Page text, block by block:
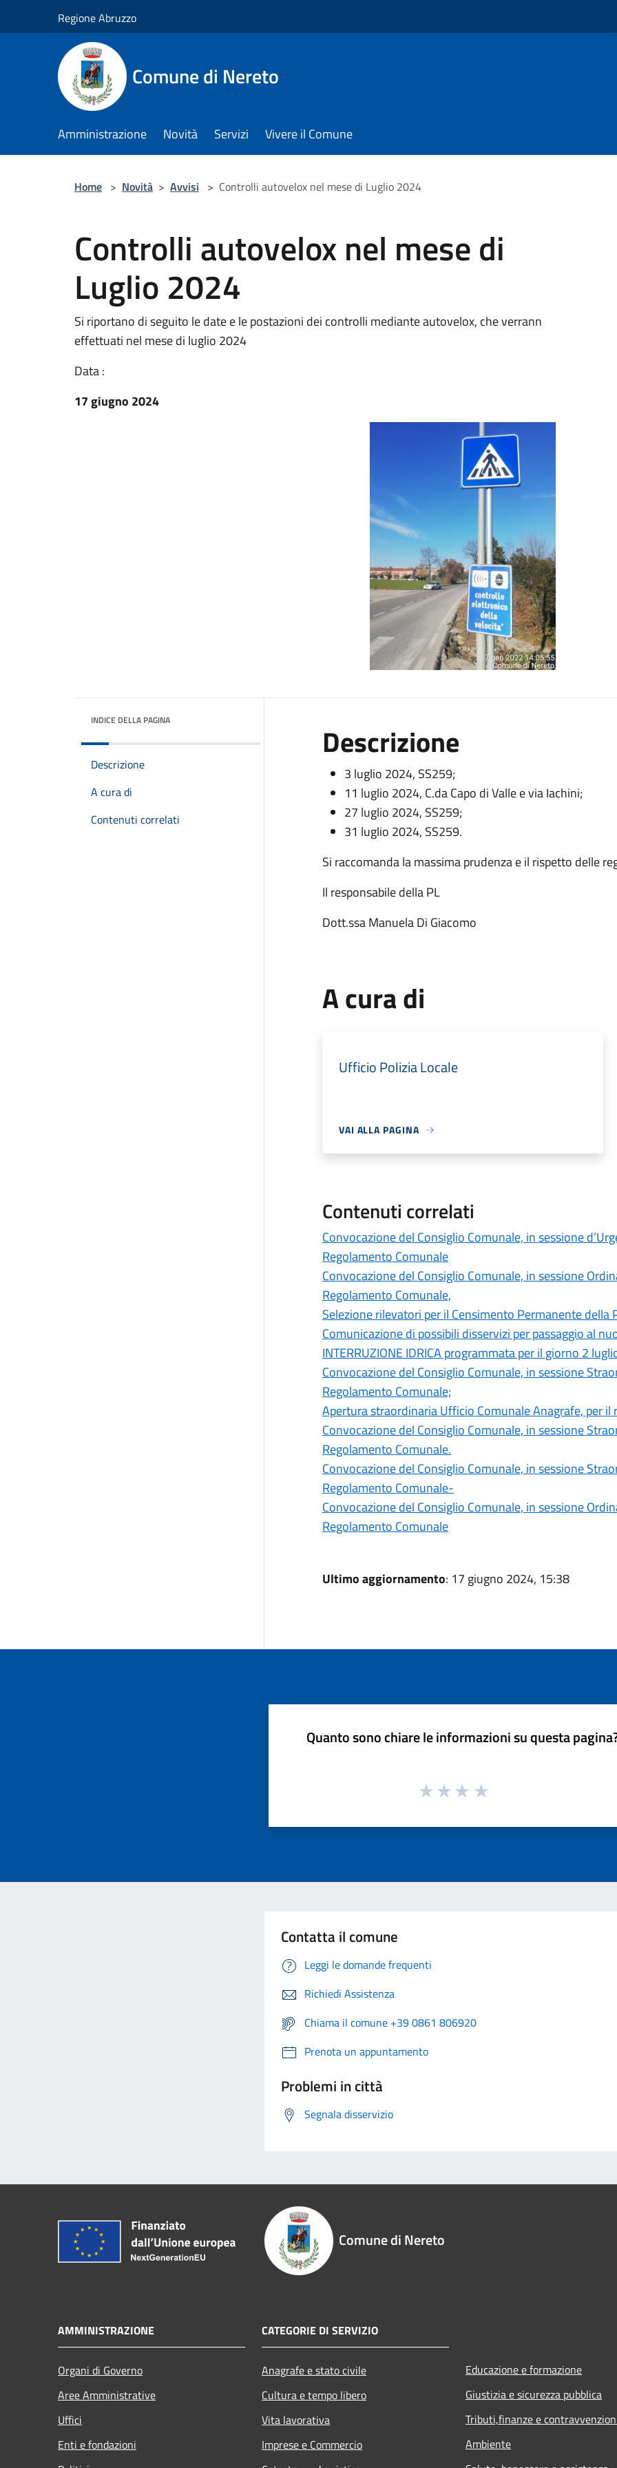
Regione Abruzzo
Comune di Nereto
Amministrazione Novità Servizi Vivere il Comune
Home > Novità > Avvisi > Controlli autovelox nel mese di Luglio 2024
Controlli autovelox nel mese di
Luglio 2024
Si riportano di seguito le date e le postazioni dei controlli mediante autovelox, che verrann
effettuati nel mese di luglio 2024
Data :
17 giugno 2024
INDICE DELLA PAGINA
Descrizione
A cura di
Contenuti correlati
Descrizione
3 luglio 2024, SS259;
11 luglio 2024, C.da Capo di Valle e via Iachini;
27 luglio 2024, SS259;
31 luglio 2024, SS259.
Si raccomanda la massima prudenza e il rispetto delle
Il responsabile della PL
Dott.ssa Manuela Di Giacomo
A cura di
Ufficio Polizia Locale
VAI ALLA PAGINA
Contenuti correlati
Convocazione del Consiglio Comunale, in sessione
Regolamento Comunale
Convocazione del Consiglio Comunale, in sessione
Regolamento Comunale,
Selezione rilevatori per il Censimento Permanente della
Comunicazione di possibili disservizi per passaggio al
INTERRUZIONE IDRICA programmata per il giorno 2
Convocazione del Consiglio Comunale, in sessione
Regolamento Comunale;
Apertura straordinaria Ufficio Comunale Anagrafe, per
Convocazione del Consiglio Comunale, in sessione
Regolamento Comunale.
Convocazione del Consiglio Comunale, in sessione
Regolamento Comunale-
Convocazione del Consiglio Comunale, in sessione
Regolamento Comunale
Ultimo aggiornamento: 17 giugno 2024, 15:38
Quanto sono chiare le informazioni su questa
Contatta il comune
Leggi le domande frequenti
Richiedi Assistenza
Chiama il comune +39 0861 806920
Prenota un appuntamento
Problemi in città
Segnala disservizio
Comune di Nereto
AMMINISTRAZIONE
Organi di Governo
Aree Amministrative
Uffici
Enti e fondazioni
CATEGORIE DI SERVIZIO
Anagrafe e stato civile
Cultura e tempo libero
Vita lavorativa
Imprese e Commercio
Educazione e formazione
Giustizia e sicurezza pubblica
Tributi,finanze e
Ambiente